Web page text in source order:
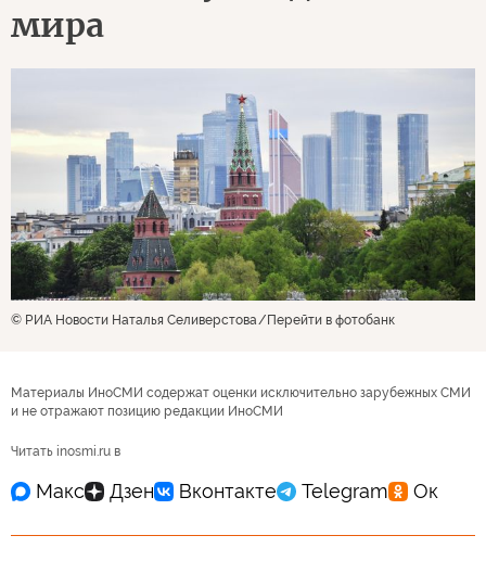
мира
© РИА Новости Наталья Селиверстова Перейти в фотобанк
Материалы ИноСМИ содержат оценки исключительно зарубежных СМИ
и не отражают позицию редакции ИноСМИ
Читать inosmi.ru в